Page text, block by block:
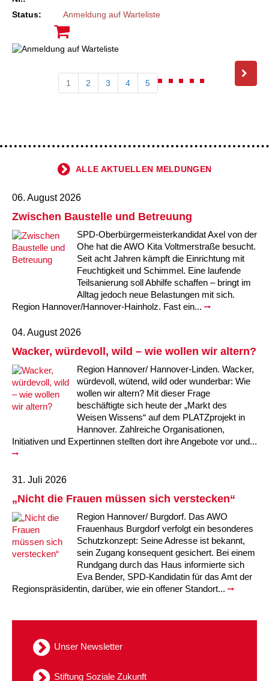
Status: Anmeldung auf Warteliste
1 2 3 4 5
ALLE AKTUELLEN MELDUNGEN
06. August 2026
Zwischen Baustelle und Betreuung
SPD-Oberbürgermeisterkandidat Axel von der
Ohe hat die AWO Kita Voltmerstraße besucht.
Seit acht Jahren kämpft die Einrichtung mit
Feuchtigkeit und Schimmel. Eine laufende
Teilsanierung soll Abhilfe schaffen – bringt im
Alltag jedoch neue Belastungen mit sich.
Region Hannover/Hannover-Hainholz. Fast ein...
04. August 2026
Wacker, würdevoll, wild – wie wollen wir altern?
Region Hannover/ Hannover-Linden. Wacker,
würdevoll, wütend, wild oder wunderbar: Wie
wollen wir altern? Mit dieser Frage
beschäftigte sich heute der „Markt des
Weisen Wissens“ auf dem PLATZprojekt in
Hannover. Zahlreiche Organisationen,
Initiativen und Expertinnen stellten dort ihre Angebote vor und...
31. Juli 2026
„Nicht die Frauen müssen sich verstecken“
Region Hannover/ Burgdorf. Das AWO
Frauenhaus Burgdorf verfolgt ein besonderes
Schutzkonzept: Seine Adresse ist bekannt,
sein Zugang konsequent gesichert. Bei einem
Rundgang durch das Haus informierte sich
Eva Bender, SPD-Kandidatin für das Amt der
Regionspräsidentin, darüber, wie ein offener Standort...
Unser Newsletter
Stiftung Soziale Zukunft